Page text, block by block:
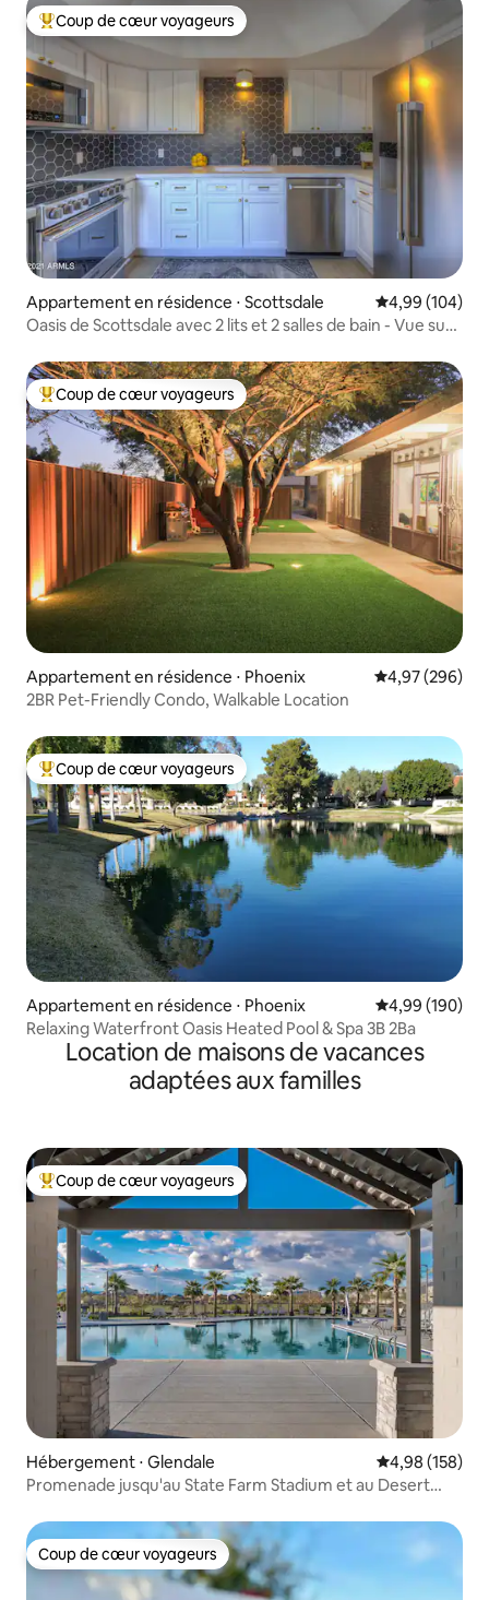
Coups de cœur voyageurs les plus appréciés
Coup de cœur voyageurs
Appartement en résidence ⋅ Scottsdale Évaluation
4,99 (104)
Oasis de Scottsdale avec 2 lits et 2 salles de bain - Vue sur
Coups de cœur voyageurs les plus appréciés
Coup de cœur voyageurs
Appartement en résidence ⋅ Phoenix Évaluation
4,97 (296)
2BR Pet-Friendly Condo, Walkable Location
Coups de cœur voyageurs les plus appréciés
Coup de cœur voyageurs
Appartement en résidence ⋅ Phoenix Évaluation
4,99 (190)
Relaxing Waterfront Oasis Heated Pool & Spa 3B 2Ba
Location de maisons de vacances
adaptées aux familles
Coups de cœur voyageurs les plus appréciés
Coup de cœur voyageurs
Hébergement ⋅ Glendale Évaluation
4,98 (158)
Promenade jusqu'au State Farm Stadium et au Desert
Coup de cœur voyageurs
Coup de cœur voyageurs